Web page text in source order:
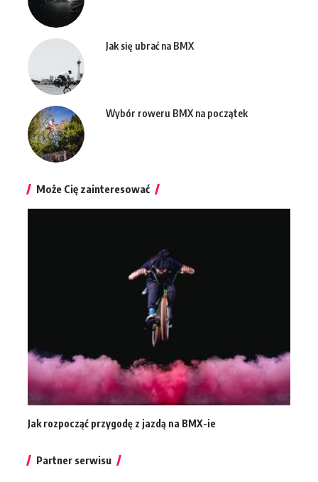
Jak się ubrać na BMX
Wybór roweru BMX na początek
Może Cię zainteresować
Jak rozpocząć przygodę z jazdą na BMX-ie
Partner serwisu